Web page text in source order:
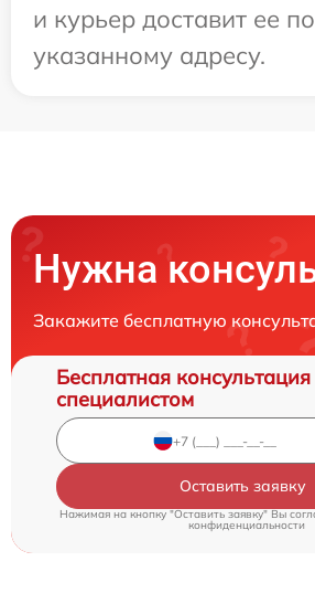
и курьер доставит ее по
указанному адресу.
Нужна
Закажите бесплатную
Бесплатная консультация
специалистом
Оставить заявку
Нажимая на кнопку "Оставить заявку" Вы
конфиденциальности